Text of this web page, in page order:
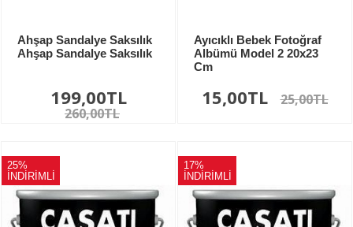
Ahşap Sandalye Saksılık
Ahşap Sandalye Saksılık
199,00TL
260,00TL
Ayıcıklı Bebek Fotoğraf
Albümü Model 2 20x23
Cm
15,00TL 25,00TL
25%
İNDİRİMLİ
17%
İNDİRİMLİ